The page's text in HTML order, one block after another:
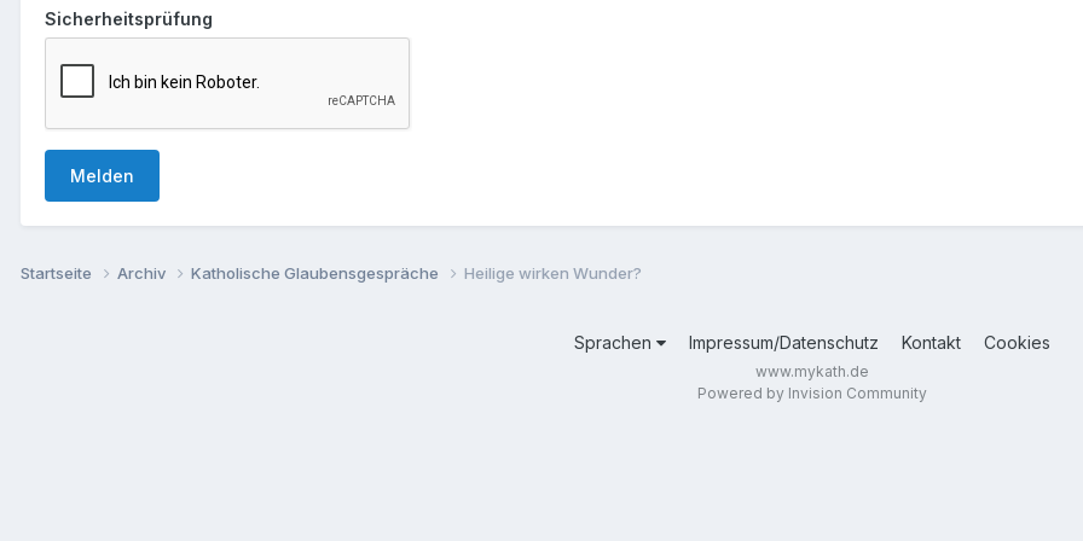
Sicherheitsprüfung
Melden
Startseite Archiv Katholische Glaubensgespräche Heilige wirken Wunder?
Sprachen Impressum/Datenschutz Kontakt Cookies
www.mykath.de
Powered by Invision Community